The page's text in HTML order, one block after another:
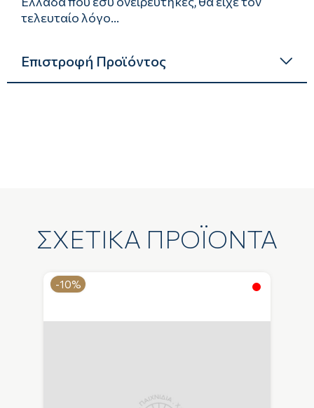
τελευταίο λόγο...
Επιστροφή Προϊόντος
ΣΧΕΤΙΚΑ ΠΡΟΪΟΝΤΑ
-10%